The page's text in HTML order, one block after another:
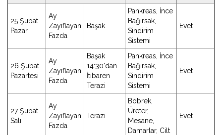
25 Şubat
Pazar
Ay
Zayıflayan
Fazda
Başak
Pankreas, İnce
Bağırsak,
Sindirim
Sistemi
Evet
26 Şubat
Pazartesi
Ay
Zayıflayan
Fazda
Başak
14:30'dan
İtibaren
Terazi
Pankreas, İnce
Bağırsak,
Sindirim
Sistemi
Evet
27 Şubat
Salı
Ay
Zayıflayan
Fazda
Terazi
Böbrek,
Üreter,
Mesane,
Damarlar, Cilt
Evet